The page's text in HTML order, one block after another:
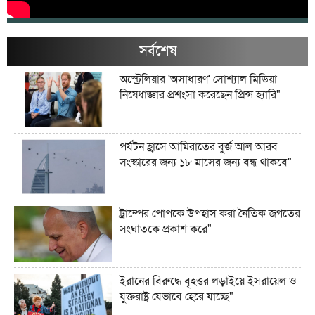
সর্বশেষ
অস্ট্রেলিয়ার 'অসাধারণ' সোশ্যাল মিডিয়া
নিষেধাজ্ঞার প্রশংসা করেছেন প্রিন্স হ্যারি"
পর্যটন হ্রাসে আমিরাতের বুর্জ আল আরব
সংস্কারের জন্য ১৮ মাসের জন্য বন্ধ থাকবে"
ট্রাম্পের পোপকে উপহাস করা নৈতিক জগতের
সংঘাতকে প্রকাশ করে"
ইরানের বিরুদ্ধে বৃহত্তর লড়াইয়ে ইসরায়েল ও
যুক্তরাষ্ট্র যেভাবে হেরে যাচ্ছে"